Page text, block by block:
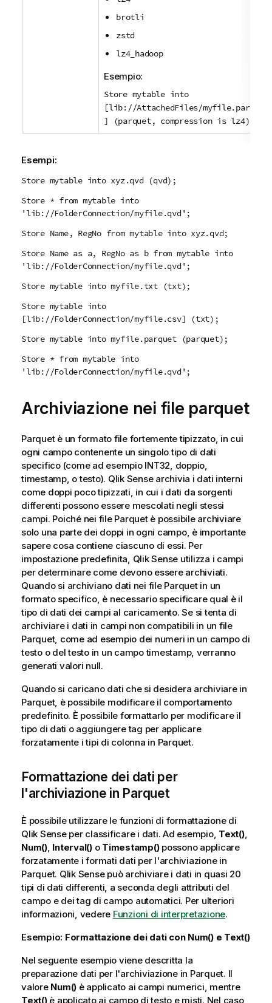
brotli
zstd
lz4_hadoop
Esempio:
Store mytable into
[lib://AttachedFiles/myfile.parquet
] (parquet, compression is lz4);
Esempi:
Store mytable into xyz.qvd (qvd);
Store * from mytable into
'lib://FolderConnection/myfile.qvd';
Store Name, RegNo from mytable into xyz.qvd;
Store Name as a, RegNo as b from mytable into
'lib://FolderConnection/myfile.qvd';
Store mytable into myfile.txt (txt);
Store mytable into
[lib://FolderConnection/myfile.csv] (txt);
Store mytable into myfile.parquet (parquet);
Store * from mytable into
'lib://FolderConnection/myfile.qvd';
Archiviazione nei file parquet
Parquet è un formato file fortemente tipizzato, in cui
ogni campo contenente un singolo tipo di dati
specifico (come ad esempio INT32, doppio,
timestamp, o testo). Qlik Sensearchivia i dati interni
come doppi poco tipizzati, in cui i dati da sorgenti
differenti possono essere mescolati negli stessi
campi. Poiché nei file Parquet è possibile archiviare
solo una parte dei doppi in ogni campo, è importante
sapere cosa contiene ciascuno di essi. Per
impostazione predefinita, Qlik Sense utilizza i campi
per determinare come devono essere archiviati.
Quando si archiviano dati nei file Parquet in un
formato specifico, è necessario specificare qual è il
tipo di dati dei campi al caricamento. Se si tenta di
archiviare i dati in campi non compatibili in un file
Parquet, come ad esempio dei numeri in un campo di
testo o del testo in un campo timestamp, verranno
generati valori null.
Quando si caricano dati che si desidera archiviare in
Parquet, è possibile modificare il comportamento
predefinito. È possibile formattarlo per modificare il
tipo di dati o aggiungere tag per applicare
forzatamente i tipi di colonna in Parquet.
Formattazione dei dati per
l'archiviazione in Parquet
È possibile utilizzare le funzioni di formattazione di
Qlik Senseper classificare i dati. Ad esempio, Text(),
Num(), Interval()o Timestamp()possono applicare
forzatamente i formati dati per l'archiviazione in
Parquet. Qlik Sensepuò archiviare i dati in quasi 20
tipi di dati differenti, a seconda degli attributi del
campo e dei tag di campo automatici. Per ulteriori
informazioni, vedere Funzioni di interpretazione.
Esempio: Formattazione dei dati con Num()e Text()
Nel seguente esempio viene descritta la
preparazione dati per l'archiviazione in Parquet. Il
valore Num() è applicato ai campi numerici, mentre
Text()è applicato ai campo di testo e misti. Nel caso